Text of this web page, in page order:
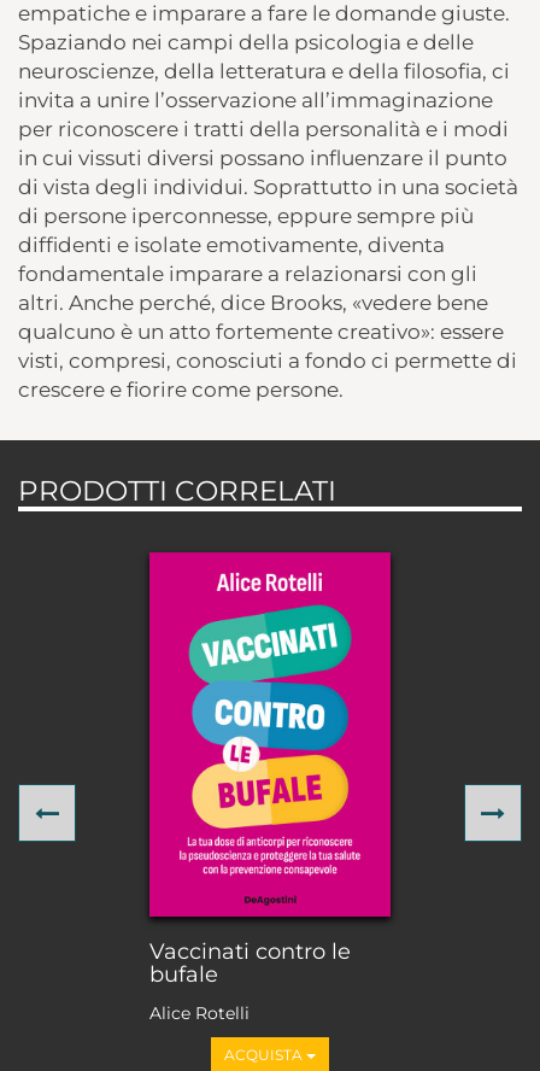
empatiche e imparare a fare le domande giuste.
Spaziando nei campi della psicologia e delle
neuroscienze, della letteratura e della filosofia, ci
invita a unire l’osservazione all’immaginazione
per riconoscere i tratti della personalità e i modi
in cui vissuti diversi possano influenzare il punto
di vista degli individui. Soprattutto in una società
di persone iperconnesse, eppure sempre più
diffidenti e isolate emotivamente, diventa
fondamentale imparare a relazionarsi con gli
altri. Anche perché, dice Brooks, «vedere bene
qualcuno è un atto fortemente creativo»: essere
visti, compresi, conosciuti a fondo ci permette di
crescere e fiorire come persone.
PRODOTTI CORRELATI
Vaccinati contro le
bufale
Alice Rotelli
ACQUISTA
Previous